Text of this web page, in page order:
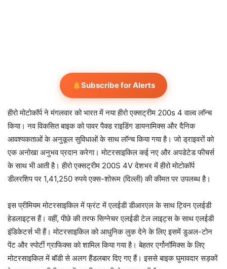
Subscribe for Alerts
हीरो मोटोकॉर्प ने मंगलवार को भारत में नया हीरो एक्सट्रीम 200s 4 वाल्व लॉन्च
किया। नव विकसित बाइक को पावर पैक्ड राइडिंग डायनामिक्स और दैनिक
आवश्यकताओं के अनुकूल सुविधाओं के साथ लॉन्च किया गया है। जो ड्राइवरों को
एक अनोखा अनुभव प्रदान करेगा। मोटरसाइकिल कई नए और अपडेटेड फीचर्स
के साथ भी आती है। हीरो एक्सट्रीम 200S 4V देशभर में हीरो मोटोकॉर्प
डीलरशिप पर 1,41,250 रुपये एक्स-शोरूम (दिल्ली) की कीमत पर उपलब्ध है।
इस प्रीमियम मोटरसाइकिल में फ्रंट में एलईडी डीआरएल के साथ ट्विन एलईडी
हेडलाइट्स हैं। वहीं, पीछे की तरफ सिग्नेचर एलईडी टेल लाइट्स के साथ एलईडी
इंडिकेटर्स भी हैं। मोटरसाइकिल को आधुनिक लुक देने के लिए इसमें डुअल-टोन
पेंट और स्पोर्टी ग्राफिक्स को शामिल किया गया है। बेहतर एर्गोनॉमिक्स के लिए
मोटरसाइकिल में बॉडी से अलग हैंडलबार दिए गए हैं। इससे बाइक घुमावदार सड़कों